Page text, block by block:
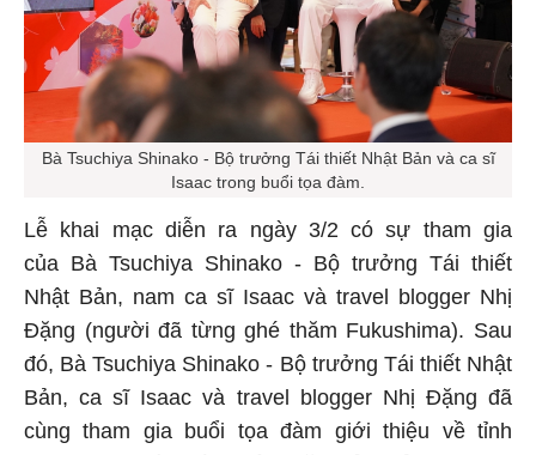
Bà Tsuchiya Shinako - Bộ trưởng Tái thiết Nhật Bản và ca sĩ
Isaac trong buổi tọa đàm.
Lễ khai mạc diễn ra ngày 3/2 có sự tham gia
của Bà Tsuchiya Shinako - Bộ trưởng Tái thiết
Nhật Bản, nam ca sĩ Isaac và travel blogger Nhị
Đặng (người đã từng ghé thăm Fukushima). Sau
đó, Bà Tsuchiya Shinako - Bộ trưởng Tái thiết Nhật
Bản, ca sĩ Isaac và travel blogger Nhị Đặng đã
cùng tham gia buổi tọa đàm giới thiệu về tỉnh